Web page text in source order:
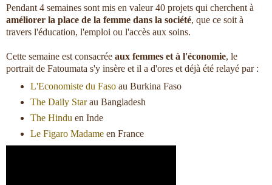
Pendant 4 semaines sont mis en valeur 40 projets qui cherchent à
améliorer la place de la femme dans la société, que ce soit à
travers l'éducation, l'emploi ou l'accès aux soins.
Cette semaine est consacrée aux femmes et à l'économie, le
portrait de Fatoumata s'y insère et il a d'ores et déjà été relayé par :
L'Economiste du Fasoau Burkina Faso
The Daily Starau Bangladesh
The Hindu en Inde
Le Figaro Madameen France